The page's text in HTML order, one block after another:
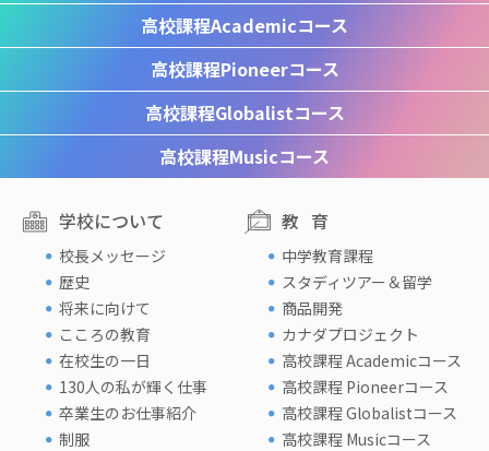
高校課程Academicコース
高校課程Pioneerコース
高校課程Globalistコース
高校課程Musicコース
学校について
校長メッセージ
歴史
将来に向けて
こころの教育
在校生の一日
130人の私が輝く仕事
卒業生のお仕事紹介
制服
教育
中学教育課程
スタディツアー＆留学
商品開発
カナダプロジェクト
高校課程 Academicコース
高校課程 Pioneerコース
高校課程 Globalistコース
高校課程 Musicコース